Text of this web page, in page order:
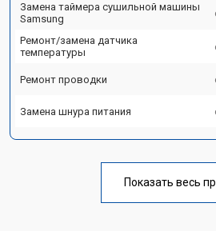
Замена таймера сушильной машины
Samsung
Ремонт/замена датчика
температуры
Ремонт проводки
Замена шнура питания
Ремонт двигателя
Ремонт блока управления
Замена кнопок сушильной машины
Показать весь